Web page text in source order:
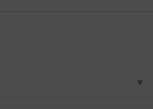
▼